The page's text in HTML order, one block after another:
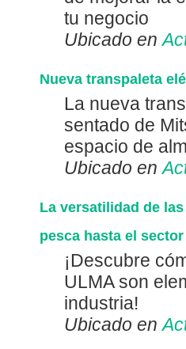
tu negocio
Ubicado en
Nueva transpaleta
La nueva
sentado de
espacio de
Ubicado en
La versatilidad de
pesca hasta el
¡Descubre
ULMA son
industria!
Ubicado en